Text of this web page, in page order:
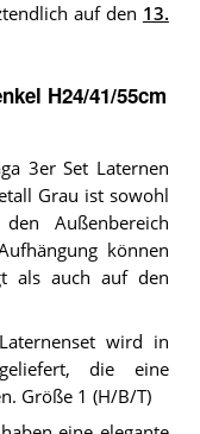
auf den 13.
H24/41/55cm
3er Set Laternen
Grau ist sowohl
Außenbereich
können
als auch auf den
wird in
die eine
Größe 1 (H/B/T)